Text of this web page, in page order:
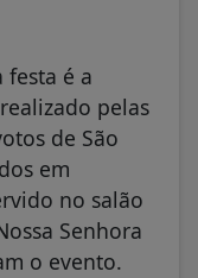
festa é a
pelas
de São
em
no salão
Senhora
o evento.